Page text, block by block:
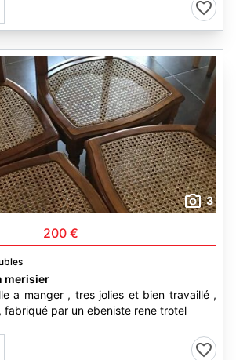
3
200 €
merisier
a manger , tres jolies et bien travaillé ,
fabriqué par un ebeniste rene trotel